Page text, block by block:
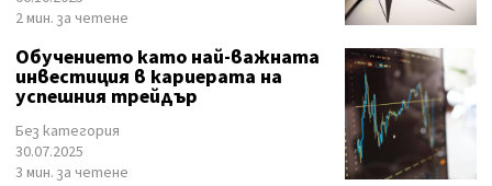
2 мин. за четене
Обучението като най-важната
инвестиция в кариерата на
успешния трейдър
Без категория
30.07.2025
3 мин. за четене